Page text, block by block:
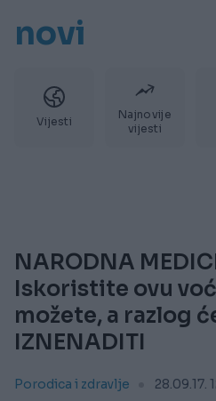
novi
Vijesti
Najnovije
vijesti
NARODNA
Iskoristite ovu
možete, a razlog
IZNENADITI
Porodica i zdravlje 28.09.17.